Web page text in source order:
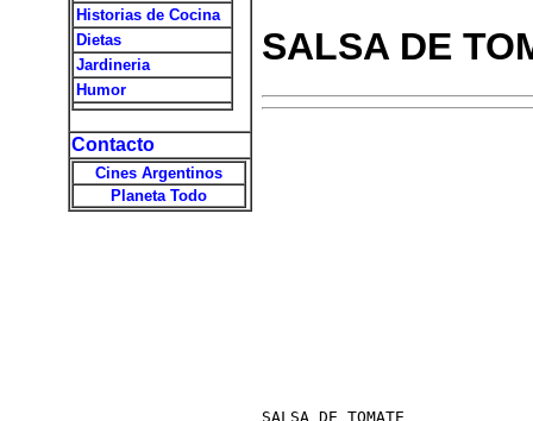
Historias de Cocina
Dietas
Jardineria
Humor
Contacto
Cines Argentinos
Planeta Todo
SALSA DE
SALSA DE TOMATE